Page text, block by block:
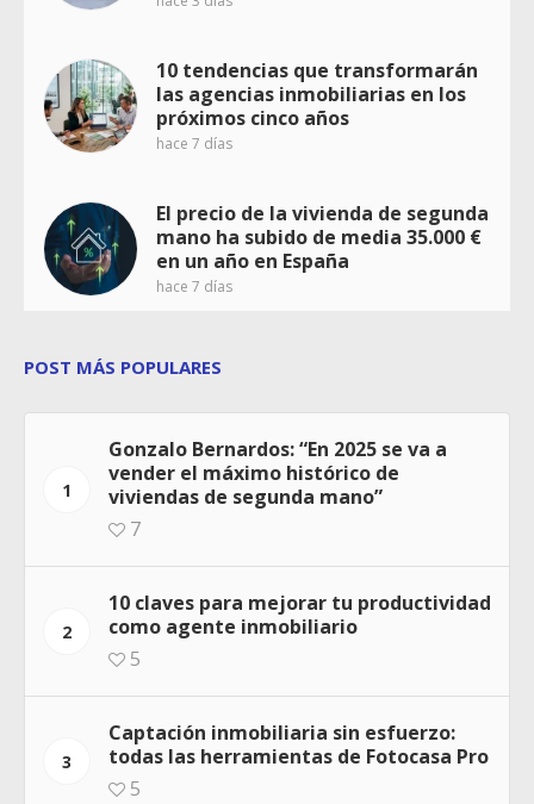
10 tendencias que transformarán
las agencias inmobiliarias en los
próximos cinco años
hace 7 días
El precio de la vivienda de segunda
mano ha subido de media 35.000 €
en un año en España
hace 7 días
POST MÁS POPULARES
1
Gonzalo Bernardos: “En 2025 se va a
vender el máximo histórico de
viviendas de segunda mano”
7
2
10 claves para mejorar tu productividad
como agente inmobiliario
5
3
Captación inmobiliaria sin esfuerzo:
todas las herramientas de Fotocasa Pro
5